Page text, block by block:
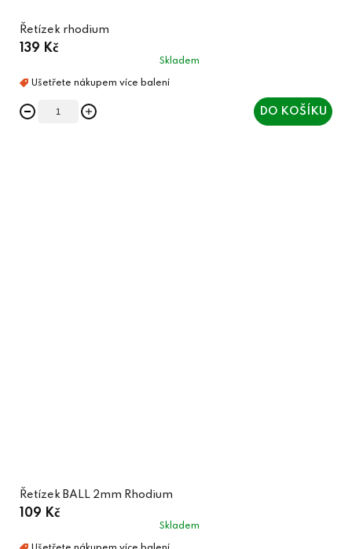
Řetízek rhodium
139 Kč
Skladem
DO KOŠÍKU
Řetízek BALL 2mm Rhodium
109 Kč
Skladem